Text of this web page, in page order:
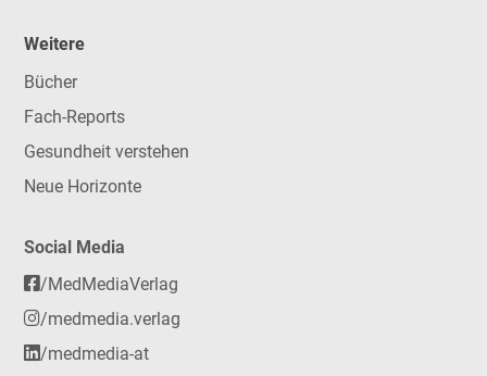
Weitere
Bücher
Fach-Reports
Gesundheit verstehen
Neue Horizonte
Social Media
/MedMediaVerlag
/medmedia.verlag
/medmedia-at